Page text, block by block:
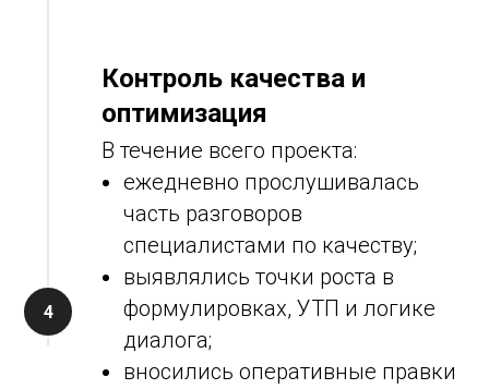
Контроль качества и
оптимизация
В течение всего проекта:
ежедневно прослушивалась
часть разговоров
специалистами по качеству;
выявлялись точки роста в
формулировках, УТП и логике
диалога;
вносились оперативные правки